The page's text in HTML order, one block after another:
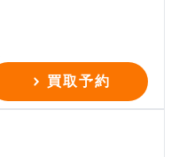
買取予約